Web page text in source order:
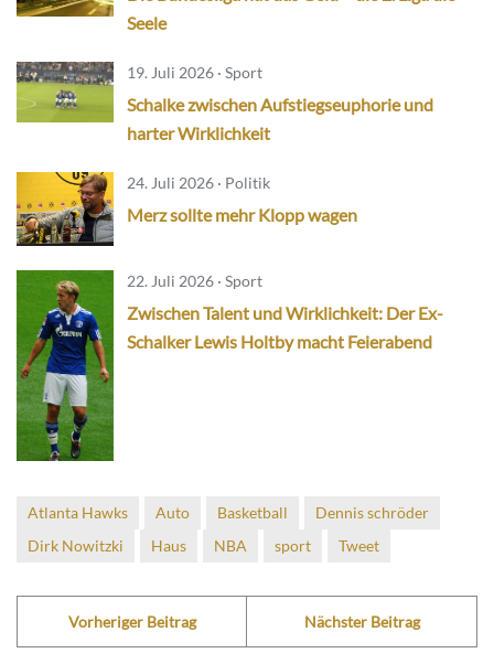
Seele
19. Juli 2026 · Sport
Schalke zwischen Aufstiegseuphorie und
harter Wirklichkeit
24. Juli 2026 · Politik
Merz sollte mehr Klopp wagen
22. Juli 2026 · Sport
Zwischen Talent und Wirklichkeit: Der Ex-
Schalker Lewis Holtby macht Feierabend
Atlanta Hawks Auto Basketball
Dennis schröder
Dirk Nowitzki
Haus NBA sport Tweet
Vorheriger Beitrag Nächster Beitrag